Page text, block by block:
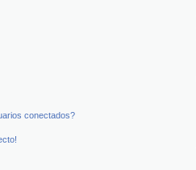
conectados?